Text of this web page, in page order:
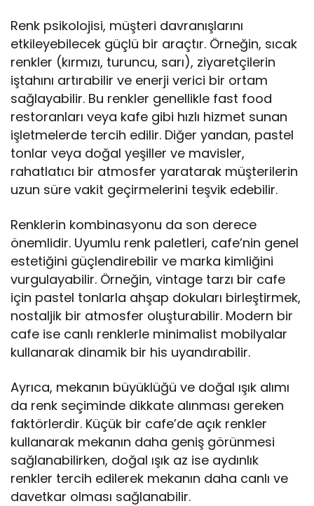
Renk psikolojisi, müşteri davranışlarını
etkileyebilecek güçlü bir araçtır. Örneğin, sıcak
renkler (kırmızı, turuncu, sarı), ziyaretçilerin
iştahını artırabilir ve enerji verici bir ortam
sağlayabilir. Bu renkler genellikle fast food
restoranları veya kafe gibi hızlı hizmet sunan
işletmelerde tercih edilir. Diğer yandan, pastel
tonlar veya doğal yeşiller ve mavisler,
rahatlatıcı bir atmosfer yaratarak müşterilerin
uzun süre vakit geçirmelerini teşvik edebilir.
Renklerin kombinasyonu da son derece
önemlidir. Uyumlu renk paletleri, cafe’nin genel
estetiğini güçlendirebilir ve marka kimliğini
vurgulayabilir. Örneğin, vintage tarzı bir cafe
için pastel tonlarla ahşap dokuları birleştirmek,
nostaljik bir atmosfer oluşturabilir. Modern bir
cafe ise canlı renklerle minimalist mobilyalar
kullanarak dinamik bir his uyandırabilir.
Ayrıca, mekanın büyüklüğü ve doğal ışık alımı
da renk seçiminde dikkate alınması gereken
faktörlerdir. Küçük bir cafe’de açık renkler
kullanarak mekanın daha geniş görünmesi
sağlanabilirken, doğal ışık az ise aydınlık
renkler tercih edilerek mekanın daha canlı ve
davetkar olması sağlanabilir.